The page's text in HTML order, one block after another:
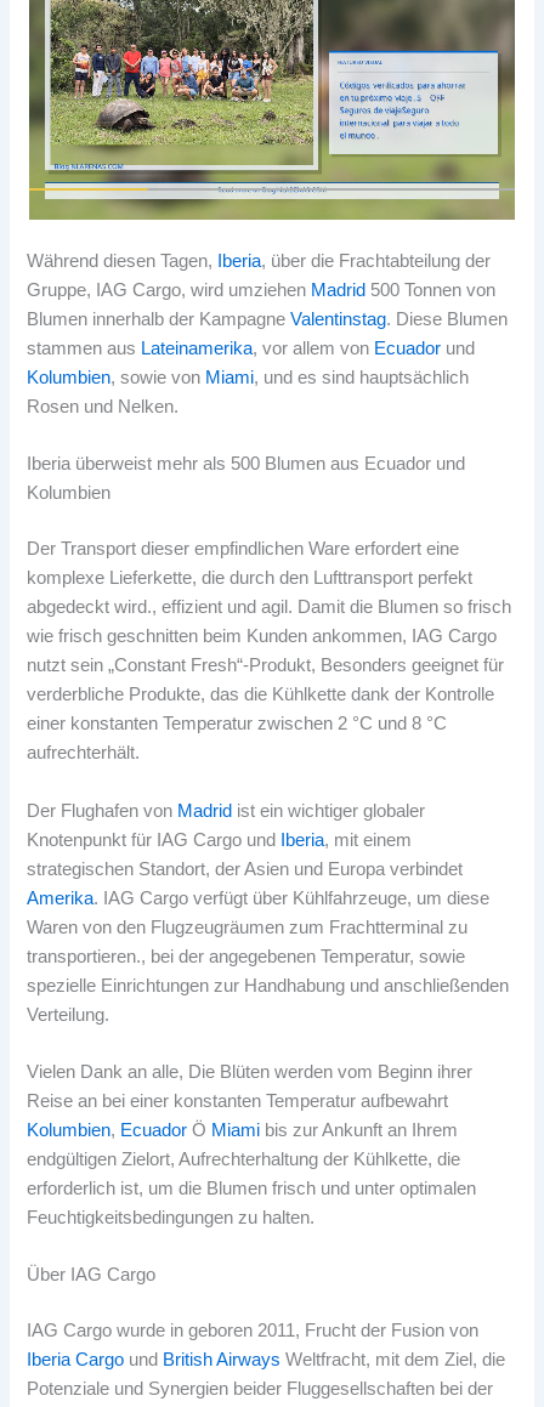
Während diesen Tagen, Iberia, über die Frachtabteilung der
Gruppe, IAG Cargo, wird umziehen Madrid 500 Tonnen von
Blumen innerhalb der KampagneValentinstag. Diese Blumen
stammen aus Lateinamerika, vor allem von Ecuador und
Kolumbien, sowie von Miami, und es sind hauptsächlich
Rosen und Nelken.
Iberia überweist mehr als 500 Blumen aus Ecuador und
Kolumbien
Der Transport dieser empfindlichen Ware erfordert eine
komplexe Lieferkette, die durch den Lufttransport perfekt
abgedeckt wird., effizient und agil. Damit die Blumen so frisch
wie frisch geschnitten beim Kunden ankommen, IAG Cargo
nutzt sein „Constant Fresh“-Produkt, Besonders geeignet für
verderbliche Produkte, das die Kühlkette dank der Kontrolle
einer konstanten Temperatur zwischen 2 °C und 8 °C
aufrechterhält.
Der Flughafen von Madrid ist ein wichtiger globaler
Knotenpunkt für IAG Cargo und
Iberia, mit einem
strategischen Standort, der Asien und Europa verbindet
Amerika. IAG Cargo verfügt über Kühlfahrzeuge, um diese
Waren von den Flugzeugräumen zum Frachtterminal zu
transportieren., bei der angegebenen Temperatur, sowie
spezielle Einrichtungen zur Handhabung und anschließenden
Verteilung.
Vielen Dank an alle, Die Blüten werden vom Beginn ihrer
Reise an bei einer konstanten Temperatur aufbewahrt
Kolumbien, Ecuador Ö Miami bis zur Ankunft an Ihrem
endgültigen Zielort, Aufrechterhaltung der Kühlkette, die
erforderlich ist, um die Blumen frisch und unter optimalen
Feuchtigkeitsbedingungen zu halten.
Über IAG Cargo
IAG Cargo wurde in geboren 2011, Frucht der Fusion von
Iberia Cargo und British Airways Weltfracht, mit dem Ziel, die
Potenziale und Synergien beider Fluggesellschaften bei der